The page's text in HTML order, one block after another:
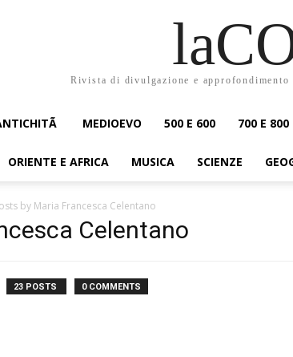
Rivista di divulgazione e
MEDIOEVO 500 E 600 700 E 800
ORIENTE E AFRICA MUSICA SCIENZE
by Maria Francesca Celentano
Celentano
23 POSTS 0 COMMENTS